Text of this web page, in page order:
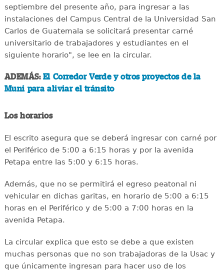
septiembre del presente año, para ingresar a las
instalaciones del Campus Central de la Universidad San
Carlos de Guatemala se solicitará presentar carné
universitario de trabajadores y estudiantes en el
siguiente horario", se lee en la circular.
ADEMÁS: El Corredor Verde y otros proyectos de la
Muni para aliviar el tránsito
Los horarios
El escrito asegura que se deberá ingresar con carné por
el Periférico de 5:00 a 6:15 horas y por la avenida
Petapa entre las 5:00 y 6:15 horas.
Además, que no se permitirá el egreso peatonal ni
vehicular en dichas garitas, en horario de 5:00 a 6:15
horas en el Periférico y de 5:00 a 7:00 horas en la
avenida Petapa.
La circular explica que esto se debe a que existen
muchas personas que no son trabajadoras de la Usac y
que únicamente ingresan para hacer uso de los